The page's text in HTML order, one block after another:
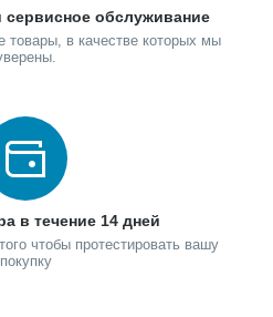
сервисное обслуживание
товары, в качестве которых мы
в течение 14 дней
чтобы протестировать вашу
покупку